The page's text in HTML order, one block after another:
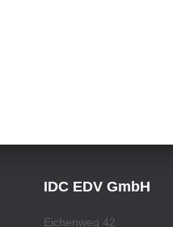
IDC EDV GmbH
Eichenweg 42